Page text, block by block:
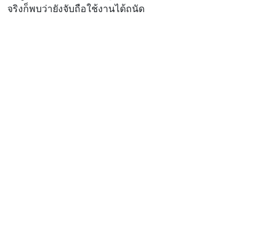
จริงก็พบว่ายังจับถือใช้งานได้ถนัด